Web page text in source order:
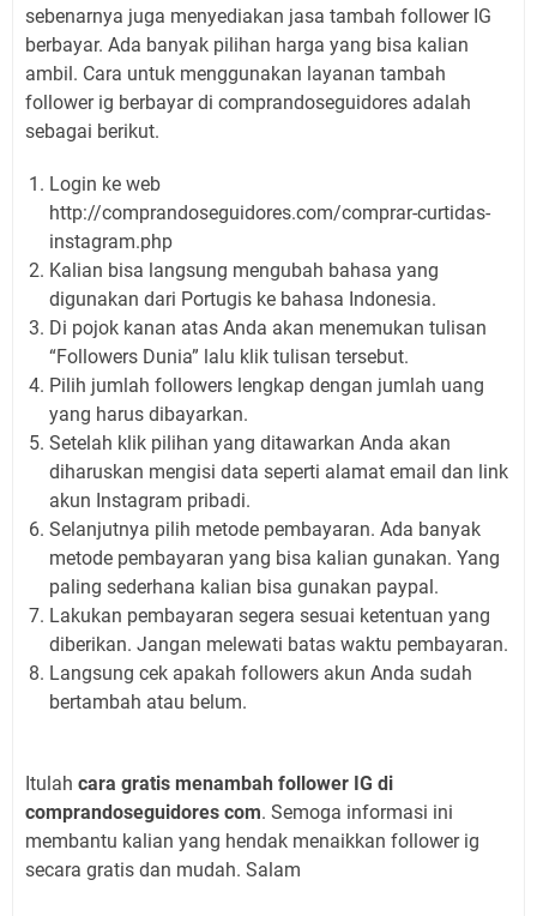
sebenarnya juga menyediakan jasa tambah follower IG
berbayar. Ada banyak pilihan harga yang bisa kalian
ambil. Cara untuk menggunakan layanan tambah
follower ig berbayar di comprandoseguidores adalah
sebagai berikut.
Login ke web
http://comprandoseguidores.com/comprar-curtidas-
instagram.php
Kalian bisa langsung mengubah bahasa yang
digunakan dari Portugis ke bahasa Indonesia.
Di pojok kanan atas Anda akan menemukan tulisan
“Followers Dunia” lalu klik tulisan tersebut.
Pilih jumlah followers lengkap dengan jumlah uang
yang harus dibayarkan.
Setelah klik pilihan yang ditawarkan Anda akan
diharuskan mengisi data seperti alamat email dan link
akun Instagram pribadi.
Selanjutnya pilih metode pembayaran. Ada banyak
metode pembayaran yang bisa kalian gunakan. Yang
paling sederhana kalian bisa gunakan paypal.
Lakukan pembayaran segera sesuai ketentuan yang
diberikan. Jangan melewati batas waktu pembayaran.
Langsung cek apakah followers akun Anda sudah
bertambah atau belum.
Itulah cara gratis menambah follower IG di
comprandoseguidores com. Semoga informasi ini
membantu kalian yang hendak menaikkan follower ig
secara gratis dan mudah. Salam